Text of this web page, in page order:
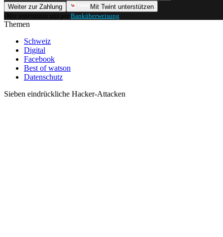
Weiter zur Zahlung
Mit Twint unterstützen
Oder unterstütze uns per Banküberweisung
Themen
Schweiz
Digital
Facebook
Best of watson
Datenschutz
Sieben eindrückliche Hacker-Attacken